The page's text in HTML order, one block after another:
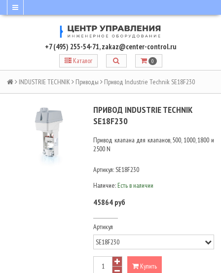
+7 (495) 255-54-71,zakaz@center-control.ru
Каталог 0
INDUSTRIE TECHNIK Приводы Привод Industrie Technik SE18F230
ПРИВОД INDUSTRIE TECHNIK
SE18F230
Привод клапана для клапанов, 500, 1000, 1800 и
2500 N
Артикул:SE18F230
Наличие: Есть в наличии
45864 руб
Артикул
Купить